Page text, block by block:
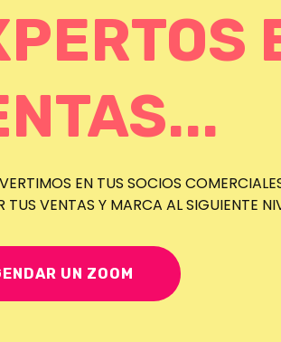
EN TUS SOCIOS
TUS VENTAS Y MARCA AL SIGUIENTE
UN ZOOM